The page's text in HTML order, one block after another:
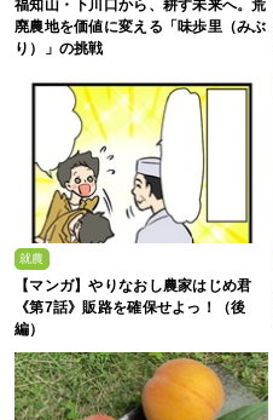
福知山・下川口から、耕す未来へ。荒
廃農地を価値に変える「味歩里（みぶ
り）」の挑戦
就農
【マンガ】やりなおし農家はじめ君
《第7話》販路を確保せよっ！（後
編）